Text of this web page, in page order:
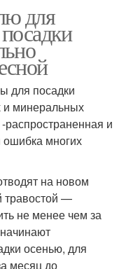
для
для посадки
и минеральных
распространенная и
ошибка многих
на новом
травостой —
не менее чем за
осенью, для
месяц до